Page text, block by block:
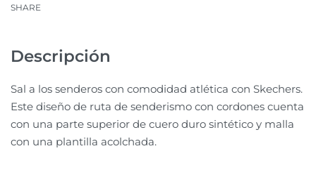
SHARE
Descripción
Sal a los senderos con comodidad atlética con Skechers.
Este diseño de ruta de senderismo con cordones cuenta
con una parte superior de cuero duro sintético y malla
con una plantilla acolchada.